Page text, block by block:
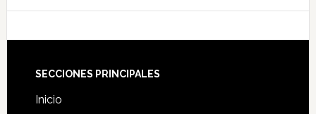
Footer
SECCIONES PRINCIPALES
Inicio